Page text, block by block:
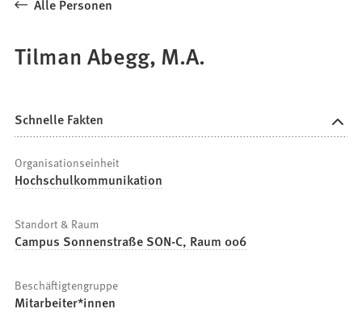
Alle Personen
Tilman Abegg, M.A.
Schnelle Fakten
Organisationseinheit
Hochschulkommunikation
Standort & Raum
Campus Sonnenstraße SON-C, Raum 006
Beschäftigtengruppe
Mitarbeiter*innen